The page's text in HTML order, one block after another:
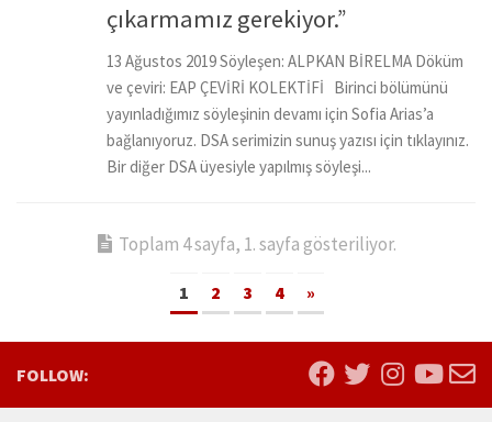
çıkarmamız gerekiyor.”
13 Ağustos 2019 Söyleşen: ALPKAN BİRELMA Döküm
ve çeviri: EAP ÇEVİRİ KOLEKTİFİ Birinci bölümünü
yayınladığımız söyleşinin devamı için Sofia Arias’a
bağlanıyoruz. DSA serimizin sunuş yazısı için tıklayınız.
Bir diğer DSA üyesiyle yapılmış söyleşi...
Toplam 4 sayfa, 1. sayfa gösteriliyor.
1 2 3 4 »
FOLLOW: